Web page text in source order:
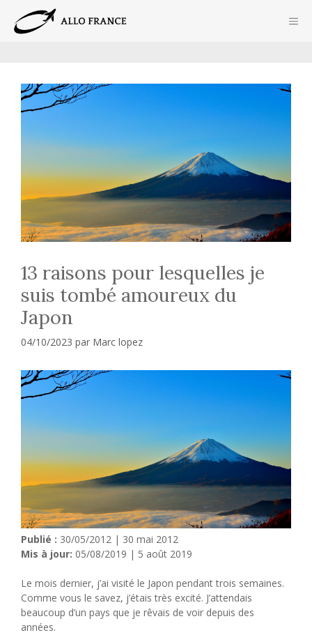
contenu
13 raisons pour lesquelles je
suis tombé amoureux du
Japon
04/10/2023 par Marc lopez
Publié : 30/05/2012 | 30 mai 2012
Mis à jour: 05/08/2019 | 5 août 2019
Le mois dernier, j’ai visité le Japon pendant trois semaines.
Comme vous le savez, j’étais très excité. J’attendais
beaucoup d’un pays que je rêvais de voir depuis des
années.